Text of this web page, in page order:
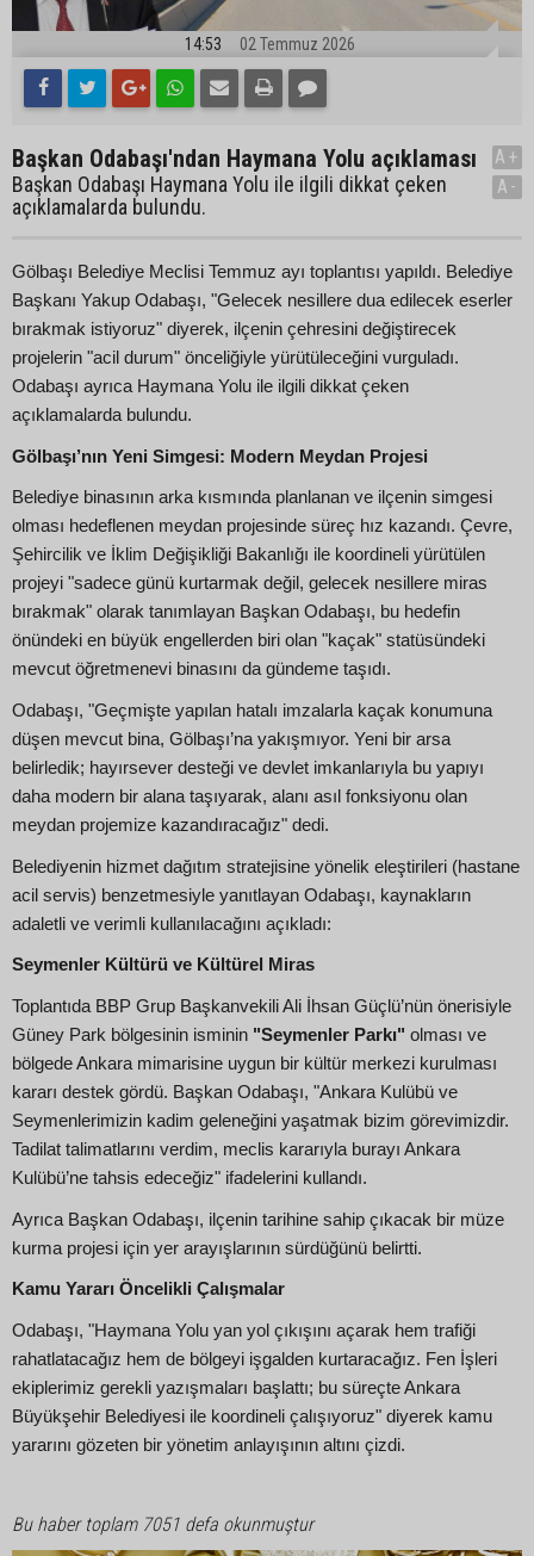
14:53 02 Temmuz 2026
Başkan Odabaşı'ndan Haymana Yolu açıklaması
Başkan Odabaşı Haymana Yolu ile ilgili dikkat çeken
açıklamalarda bulundu.
A+
A-
Gölbaşı Belediye Meclisi Temmuz ayı toplantısı yapıldı. Belediye
Başkanı Yakup Odabaşı, "Gelecek nesillere dua edilecek eserler
bırakmak istiyoruz" diyerek, ilçenin çehresini değiştirecek
projelerin "acil durum" önceliğiyle yürütüleceğini vurguladı.
Odabaşı ayrıca Haymana Yolu ile ilgili dikkat çeken
açıklamalarda bulundu.
Gölbaşı’nın Yeni Simgesi: Modern Meydan Projesi
Belediye binasının arka kısmında planlanan ve ilçenin simgesi
olması hedeflenen meydan projesinde süreç hız kazandı. Çevre,
Şehircilik ve İklim Değişikliği Bakanlığı ile koordineli yürütülen
projeyi "sadece günü kurtarmak değil, gelecek nesillere miras
bırakmak" olarak tanımlayan Başkan Odabaşı, bu hedefin
önündeki en büyük engellerden biri olan "kaçak" statüsündeki
mevcut öğretmenevi binasını da gündeme taşıdı.
Odabaşı, "Geçmişte yapılan hatalı imzalarla kaçak konumuna
düşen mevcut bina, Gölbaşı’na yakışmıyor. Yeni bir arsa
belirledik; hayırsever desteği ve devlet imkanlarıyla bu yapıyı
daha modern bir alana taşıyarak, alanı asıl fonksiyonu olan
meydan projemize kazandıracağız" dedi.
Belediyenin hizmet dağıtım stratejisine yönelik eleştirileri (hastane
acil servis) benzetmesiyle yanıtlayan Odabaşı, kaynakların
adaletli ve verimli kullanılacağını açıkladı:
Seymenler Kültürü ve Kültürel Miras
Toplantıda BBP Grup Başkanvekili Ali İhsan Güçlü’nün önerisiyle
Güney Park bölgesinin isminin "Seymenler Parkı" olması ve
bölgede Ankara mimarisine uygun bir kültür merkezi kurulması
kararı destek gördü. Başkan Odabaşı, "Ankara Kulübü ve
Seymenlerimizin kadim geleneğini yaşatmak bizim görevimizdir.
Tadilat talimatlarını verdim, meclis kararıyla burayı Ankara
Kulübü’ne tahsis edeceğiz" ifadelerini kullandı.
Ayrıca Başkan Odabaşı, ilçenin tarihine sahip çıkacak bir müze
kurma projesi için yer arayışlarının sürdüğünü belirtti.
Kamu Yararı Öncelikli Çalışmalar
Odabaşı, "Haymana Yolu yan yol çıkışını açarak hem trafiği
rahatlatacağız hem de bölgeyi işgalden kurtaracağız. Fen İşleri
ekiplerimiz gerekli yazışmaları başlattı; bu süreçte Ankara
Büyükşehir Belediyesi ile koordineli çalışıyoruz" diyerek kamu
yararını gözeten bir yönetim anlayışının altını çizdi.
Bu haber toplam 7051 defa okunmuştur